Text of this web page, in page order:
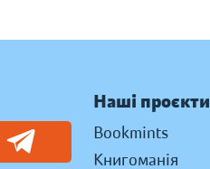
Наші проєкти
Bookmints
Книгоманія